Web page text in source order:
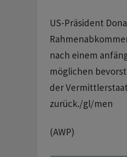
US-Präsident
nach einem
möglichen
der
zurück./gl/men
(AWP)